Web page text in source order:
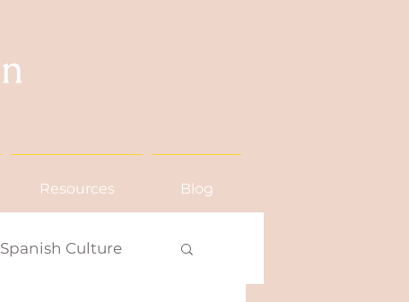
Resources Blog
Spanish Culture